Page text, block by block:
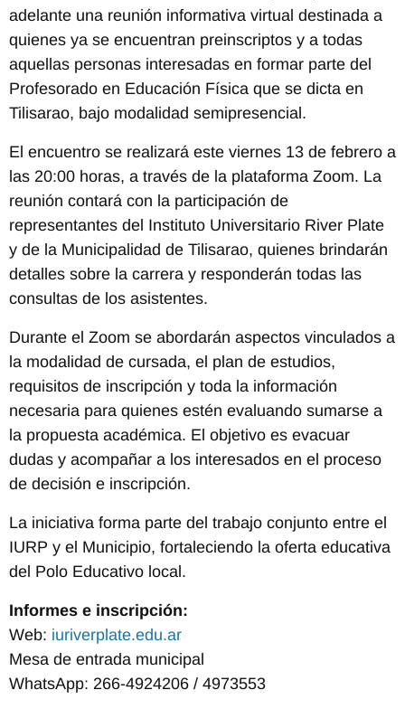
adelante una reunión informativa virtual destinada a
quienes ya se encuentran preinscriptos y a todas
aquellas personas interesadas en formar parte del
Profesorado en Educación Física que se dicta en
Tilisarao, bajo modalidad semipresencial.
El encuentro se realizará este viernes 13 de febrero a
las 20:00 horas, a través de la plataforma Zoom. La
reunión contará con la participación de
representantes del Instituto Universitario River Plate
y de la Municipalidad de Tilisarao, quienes brindarán
detalles sobre la carrera y responderán todas las
consultas de los asistentes.
Durante el Zoom se abordarán aspectos vinculados a
la modalidad de cursada, el plan de estudios,
requisitos de inscripción y toda la información
necesaria para quienes estén evaluando sumarse a
la propuesta académica. El objetivo es evacuar
dudas y acompañar a los interesados en el proceso
de decisión e inscripción.
La iniciativa forma parte del trabajo conjunto entre el
IURP y el Municipio, fortaleciendo la oferta educativa
del Polo Educativo local.
Informes e inscripción:
Web: iuriverplate.edu.ar
Mesa de entrada municipal
WhatsApp: 266-4924206 / 4973553